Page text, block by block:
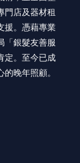
門店及器材租
援。憑藉專業
「銀髮友善服
定。至今已成
晚年照顧。